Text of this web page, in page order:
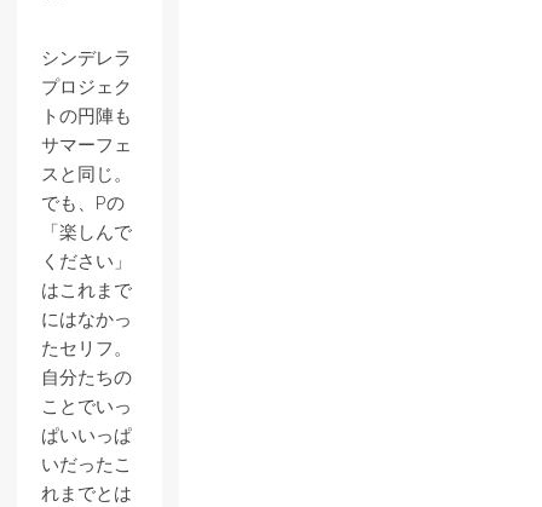
シンデレラ
プロジェク
トの円陣も
サマーフェ
スと同じ。
でも、Pの
「楽しんで
ください」
はこれまで
にはなかっ
たセリフ。
自分たちの
ことでいっ
ぱいいっぱ
いだったこ
れまでとは